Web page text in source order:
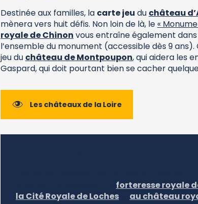
Destinée aux familles, la carte jeu du château
mènera vers huit défis. Non loin de là, le «
royale de Chinon vous entraîne également
l’ensemble du monument (accessible dès 9
jeu du château de Montpoupon, qui aidera les
Gaspard, qui doit pourtant bien se cacher
Les châteaux de la Loire
forteresse royale
la Cité Royale de Loches
au château